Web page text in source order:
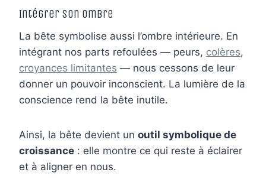
Intégrer son ombre
La bête symbolise aussi l’ombre intérieure. En
intégrant nos parts refoulées — peurs, colères,
croyances limitantes — nous cessons de leur
donner un pouvoir inconscient. La lumière de la
conscience rend la bête inutile.
Ainsi, la bête devient un outil symbolique de
croissance : elle montre ce qui reste à éclairer
et à aligner en nous.